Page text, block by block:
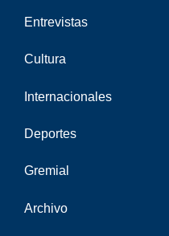
Entrevistas
Cultura
Internacionales
Deportes
Gremial
Archivo